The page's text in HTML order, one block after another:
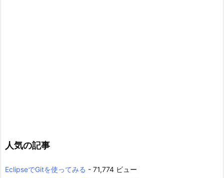
人気の記事
EclipseでGitを使ってみる - 71,774 ビュー